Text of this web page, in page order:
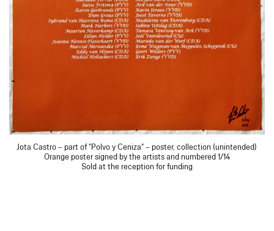
Jota Castro – part of "Polvo y Ceniza" – poster, collection (unintended)
Orange poster signed by the artists and numbered 1/14
Sold at the reception for funding